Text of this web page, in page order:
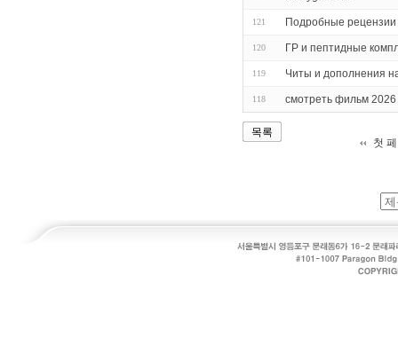
121 Подробные рецензии
120 ГР и пептидные
119 Читы и дополнения
118 смотреть фильм 2026
목록
첫